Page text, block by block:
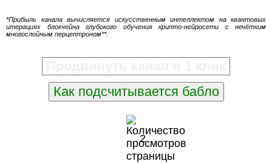
*Прибыль канала вычисляется искусственным интеллектом на квантовых
итерациях блокчейна глубокого обучения крипто-нейросети с нечётким
многослойным перцептроном**.
Как подсчитывается бабло
2